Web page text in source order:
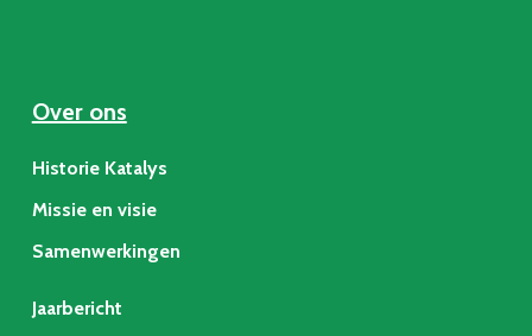
Over ons
Historie Katalys
Missie en visie
Samenwerkingen
Jaarbericht